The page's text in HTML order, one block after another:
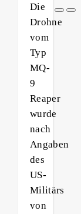
Die
Drohne
vom
Typ
MQ-
9
Reaper
wurde
nach
Angaben
des
US-
Militärs
von